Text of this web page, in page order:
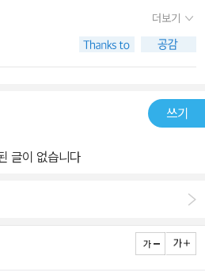
자들을 찾아가 사이좋게 지내'라고 하고
저곳에 항상 둘 것을 명한 후에그 자
초원의 동물들은 서로 서로 자신의 잘
지 않아도 이곳 저곳에 놓여진 음식
기입니다.상대방의 모습을 보고 비꼬거
기분 좋을리 없습니다. 자신의 기분
수 있는 책입니다.누군가 나를 헐뜯어
받게 된 상대방도 다른 누군가에게상
가서 눈 흘긴다.'라는 속담이 있다. 이
지 않나 싶은데,속담의 속뜻처럼한
위해 꾀를 발휘하여 동물들에게 음식을
는동물들이 남긴 먹이를 먹는 하이에
커다란 이유 등에 관한 정보가 담긴
이 있게 등장시킨 것을 알 수 있다.그
로 핀둘리를 찾아다니는 엄마 하이에
른쪽 책장에는 세밀하면서도 부드러운
는 사향고양이에 가깝다.얼룩점박이하
이에나 중에서 가장 큰 종류로서 황
의 둥근 무늬가 있다. 사하라 이남의
회색 또는 연한 갈색인데 암갈색 또
brunnea)는 사바나나 건조한 지역에
비크 ·남아프리카 등지에 분포한다. 하
있지만 사냥도 매우 잘 한다. 특히 협동
더보기
쓰기
글이 없습니다